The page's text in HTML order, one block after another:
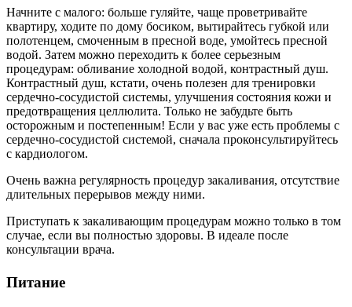
Начните с малого: больше гуляйте, чаще проветривайте
квартиру, ходите по дому босиком, вытирайтесь губкой или
полотенцем, смоченным в пресной воде, умойтесь пресной
водой. Затем можно переходить к более серьезным
процедурам: обливание холодной водой, контрастный душ.
Контрастный душ, кстати, очень полезен для тренировки
сердечно-сосудистой системы, улучшения состояния кожи и
предотвращения целлюлита. Только не забудьте быть
осторожным и постепенным! Если у вас уже есть проблемы с
сердечно-сосудистой системой, сначала проконсультируйтесь
с кардиологом.
Очень важна регулярность процедур закаливания, отсутствие
длительных перерывов между ними.
Приступать к закаливающим процедурам можно только в том
случае, если вы полностью здоровы. В идеале после
консультации врача.
Питание